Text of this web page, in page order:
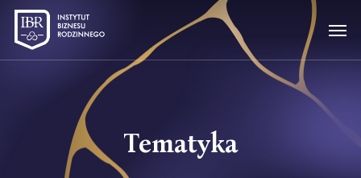
Skip
main
Tematyka